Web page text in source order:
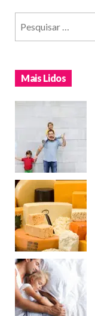
Mais Lidos